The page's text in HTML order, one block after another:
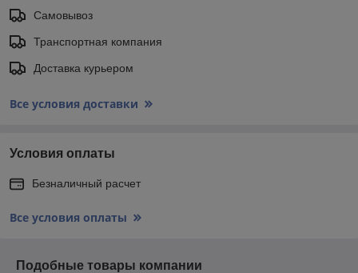
Самовывоз
Транспортная компания
Доставка курьером
Все условия доставки
Условия оплаты
Безналичный расчет
Все условия оплаты
Подобные товары компании